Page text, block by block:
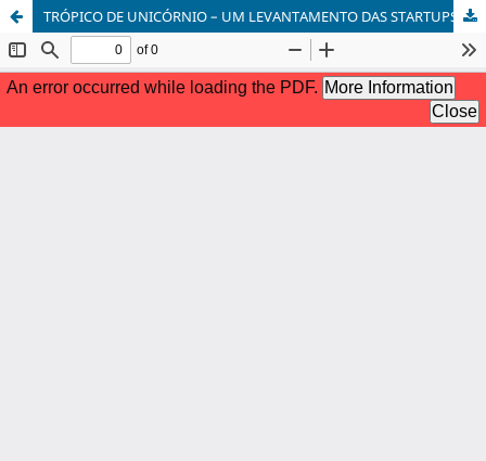
TRÓPICO DE UNICÓRNIO – UM LEVANTAMENTO DAS STARTUPS BRASI-LEIRAS COM POTENCIAL PARA A ECONOMIA AZUL